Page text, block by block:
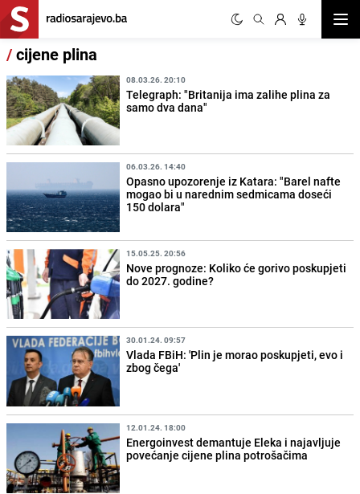
/cijene plina
08.03.26. 20:10
Telegraph: "Britanija ima zalihe plina za
samo dva dana"
06.03.26. 14:40
Opasno upozorenje iz Katara: "Barel nafte
mogao bi u narednim sedmicama doseći
150 dolara"
15.05.25. 20:56
Nove prognoze: Koliko će gorivo poskupjeti
do 2027. godine?
30.01.24. 09:57
Vlada FBiH: 'Plin je morao poskupjeti, evo i
zbog čega'
12.01.24. 18:00
Energoinvest demantuje Eleka i najavljuje
povećanje cijene plina potrošačima